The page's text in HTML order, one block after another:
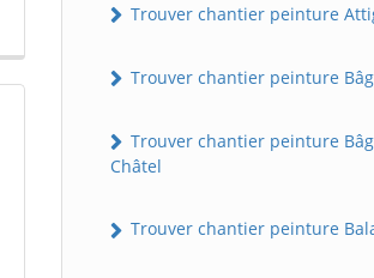
Trouver chantier peinture
Trouver chantier peinture
Trouver chantier peinture
Châtel
Trouver chantier peinture